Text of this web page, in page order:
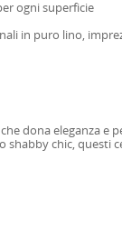
ogni superficie
in puro lino,
dona eleganza e
shabby chic,